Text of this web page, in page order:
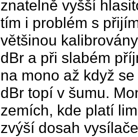
znatelně vyšší
tím i problém s
většinou
dBr a při slabém
na mono až když
dBr topí v šumu.
zemích, kde platí
zvýší dosah